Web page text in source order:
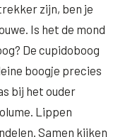
zijn, ben je
Is het de mond
De cupidoboog
boogje precies
bij het ouder
Lippen
Samen kijken